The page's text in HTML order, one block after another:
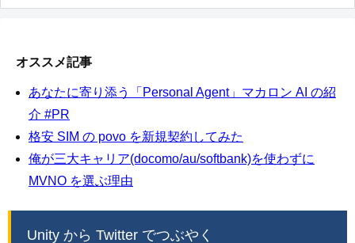
オススメ記事
あなたに寄り添う「Personal Agent」マカロン AI の紹
介 #PR
格安 SIM の povo を新規契約してみた
俺が三大キャリア(docomo/au/softbank)を使わずに
MVNO を選ぶ理由
Unity から Twitter でつぶやく